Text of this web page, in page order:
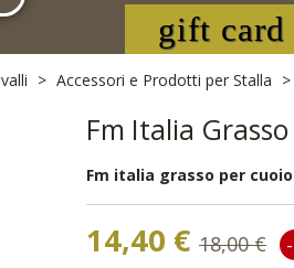
gift card
> Accessori e Prodotti per Stalla >
Fm Italia
Fm italia grasso per
14,40 € 18,00 €